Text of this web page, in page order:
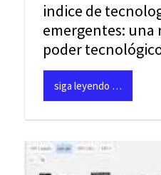
indice de
emergentes: una
poder
siga leyendo …